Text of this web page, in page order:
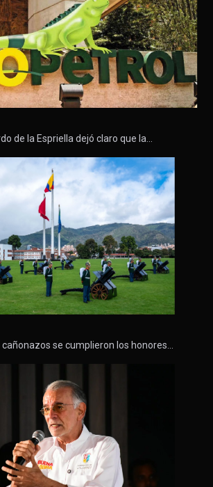
de la Espriella dejó claro que la…
se cumplieron los honores…